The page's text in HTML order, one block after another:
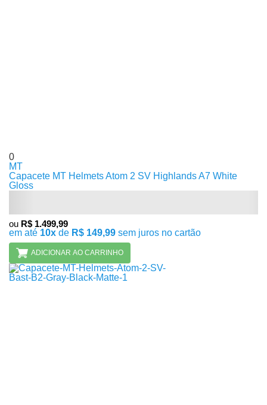
0
MT
Capacete MT Helmets Atom 2 SV Highlands A7 White
Gloss
ou R$ 1.499,99
em até 10x de R$ 149,99 sem juros no cartão
ADICIONAR AO CARRINHO